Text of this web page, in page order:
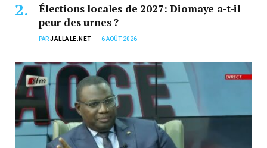
Élections locales de 2027: Diomaye a-t-il
peur des urnes ?
PARJALLALE.NET 6 AOÛT 2026